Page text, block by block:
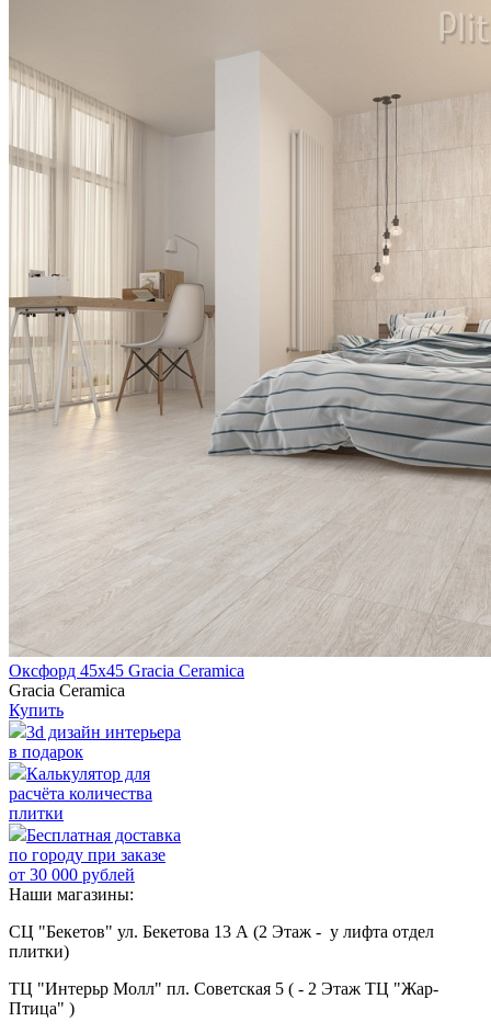
Оксфорд 45х45 Gracia Ceramica
Gracia Ceramica
Купить
3d дизайн интерьера
в подарок
Калькулятор для
расчёта количества
плитки
Бесплатная доставка
по городу при заказе
от 30 000 рублей
Наши магазины:
СЦ "Бекетов" ул. Бекетова 13 А (2 Этаж - у лифта отдел
плитки)
ТЦ "Интерьр Молл" пл. Советская 5 ( - 2 Этаж ТЦ "Жар-
Птица" )